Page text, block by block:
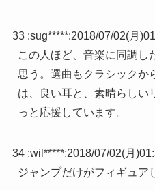
33 :sug*****:2018/07/02(月
この人ほど、音楽に同調し
思う。選曲もクラシックか
は、良い耳と、素晴らしい
っと応援しています。
34 :wil*****:2018/07/02(月
ジャンプだけがフィギュア